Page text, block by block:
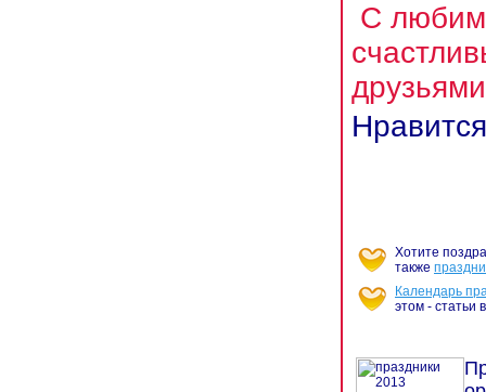
С
Нравится
Хотите
также
Календарь
этом - статьи